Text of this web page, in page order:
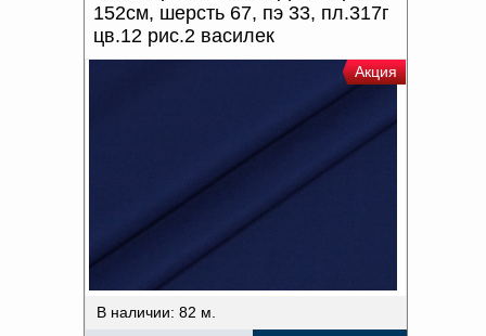
152см, шерсть 67, пэ 33, пл.317г
цв.12 рис.2 василек
Акция
В наличии: 82 м.